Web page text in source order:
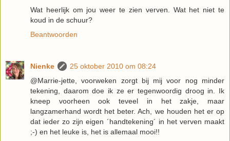
Wat heerlijk om jou weer te zien verven. Wat het niet te
koud in de schuur?
Beantwoorden
Nienke
25 oktober 2010 om 08:24
@Marrie-jette, voorweken zorgt bij mij voor nog minder
tekening, daarom doe ik ze er tegenwoordig droog in. Ik
kneep voorheen ook teveel in het zakje, maar
langzamerhand wordt het beter. Ach, we houden het er op
dat ieder zo zijn eigen ´handtekening´ in het verven maakt
;-) en het leuke is, het is allemaal mooi!!